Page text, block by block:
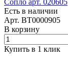
Сопло арт. 020605
Есть в наличии
Арт. BT0000905
В корзину
Купить в 1 клик